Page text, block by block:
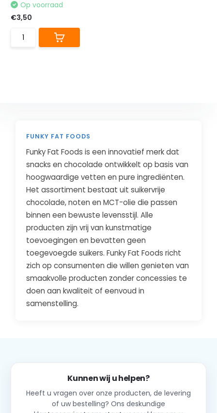
Op voorraad
€3,50
FUNKY FAT FOODS
Funky Fat Foods is een innovatief merk dat
snacks en chocolade ontwikkelt op basis van
hoogwaardige vetten en pure ingrediënten.
Het assortiment bestaat uit suikervrije
chocolade, noten en MCT-olie die passen
binnen een bewuste levensstijl. Alle
producten zijn vrij van kunstmatige
toevoegingen en bevatten geen
toegevoegde suikers. Funky Fat Foods richt
zich op consumenten die willen genieten van
smaakvolle producten zonder concessies te
doen aan kwaliteit of eenvoud in
samenstelling.
Kunnen wij u helpen?
Heeft u vragen over onze producten, de levering
of uw bestelling? Ons deskundige